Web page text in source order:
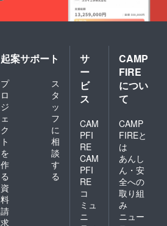
起案サポート
プ
ロ
ジ
ェ
ク
ト
を
作
る
ス
タ
ッ
フ
に
相
談
す
る
資
料
請
求
サ
ー
ビ
ス
CAM
PFI
RE
CAM
PFI
RE
コ
ミュ
ニ
CAMP
FIRE
につい
て
CAMP
FIREと
は
あんし
ん・安
全への
取り組
み
ニュー